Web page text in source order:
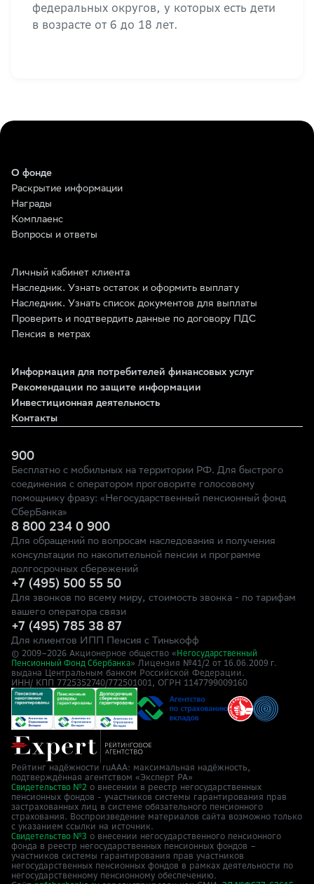
федеральных округов, у которых есть дети
в возрасте от 6 до 18 лет.
О фонде
Раскрытие информации
Награды
Комплаенс
Вопросы и ответы
Личный кабинет клиента
Наследник. Узнать остаток и оформить выплату
Наследник. Узнать список документов для выплаты
Проверить и подтвердить данные по договору ПДС
Пенсия в метрах
Информация для потребителей финансовых услуг
Рекомендации по защите информации
Инвестиционная деятельность
Контакты
900
Бесплатно с мобильных на территории РФ. Для быстрого
соединения с оператором проговорите голосовому
помощнику фразу: «Негосударственный пенсионный фонд
СберБанка»
8 800 234 0 900
Для обращений по вопросам наследования и получения
консультации по накопительной пенсии и программе
долгосрочных сбережений
+7 (495) 500 55 50
Для звонков по всему миру, стоимость звонка - по тарифам
вашего оператора связи
+7 (495) 785 38 87
Для клиентов ИПП Пенсия с Тинькофф
© 2009–2026 Акционерное общество « Негосударственный
Пенсионный Фонд Сбербанка» Лицензия №41/2 от 16.06.2009 г.
выдана Центральным банком Российской Федерации.
ИНН/ КПП 7725352740/772501001, ОГРН 1147799009160
Рейтинг надёжности ruAAA: максимальная надёжность,
подтверждённая агентством «Эксперт РА»
Свидетельство №2 о внесении в реестр негосударственных
пенсионных фондов - участников системы гарантирования прав
застрахованных лиц в системе обязательного пенсионного
страхования. Воспроизведение материалов сайта возможно только
с указанием ссылки на источник.
Свидетельство №3 о внесении негосударственного пенсионного
фонда в реестр негосударственных пенсионных фондов –
участников системы гарантирования прав участников
негосударственных пенсионных фондов в рамках деятельности по
негосударственному пенсионному обеспечению.